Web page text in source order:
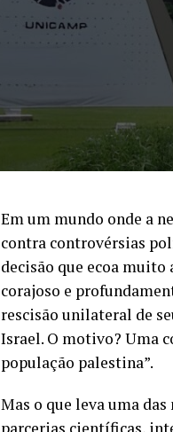
Em um mundo onde a
contra controvérsias
decisão que ecoa muito
corajoso e
rescisão unilateral de
Israel. O motivo? Uma
população palestina”.
Mas o que leva uma